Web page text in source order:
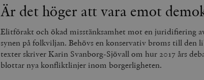
Är det höger att vara emot
Elitförakt och ökad misstänksamhet mot en juridifiering
synen på folkviljan. Behövs en konservativ broms till den
texter skriver Karin Svanborg-Sjövall om hur 2017 års
blottar nya konfliktlinjer inom borgerligheten.